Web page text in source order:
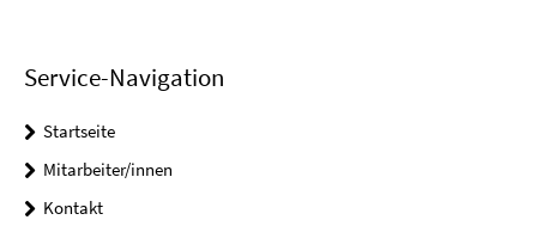
Service-Navigation
Startseite
Mitarbeiter/innen
Kontakt